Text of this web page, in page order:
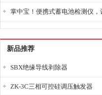
新品推荐
SBX绝缘导线剥除器
ZK-3C三相可控硅调压触发器